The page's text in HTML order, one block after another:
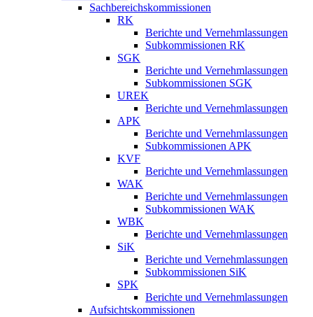
Sachbereichskommissionen
RK
Berichte und Vernehmlassungen
Subkommissionen RK
SGK
Berichte und Vernehmlassungen
Subkommissionen SGK
UREK
Berichte und Vernehmlassungen
APK
Berichte und Vernehmlassungen
Subkommissionen APK
KVF
Berichte und Vernehmlassungen
WAK
Berichte und Vernehmlassungen
Subkommissionen WAK
WBK
Berichte und Vernehmlassungen
SiK
Berichte und Vernehmlassungen
Subkommissionen SiK
SPK
Berichte und Vernehmlassungen
Aufsichtskommissionen